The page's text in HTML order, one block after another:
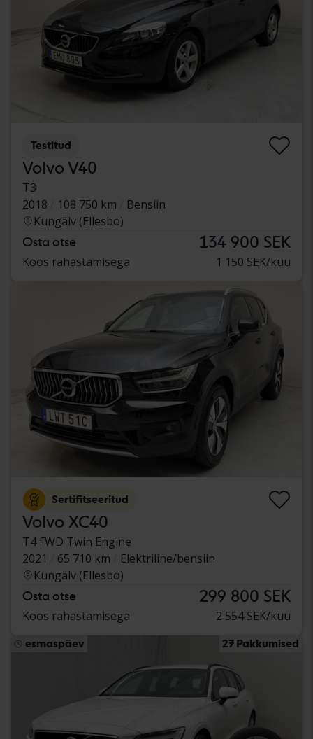
Testitud
Volvo V40
T3
2018
108 750 km
Bensiin
Kungälv (Ellesbo)
Osta otse 134 900 SEK
Koos rahastamisega 1 150 SEK/kuu
Sertifitseeritud
Volvo XC40
T4 FWD Twin Engine
2021
65 710 km
Elektriline/bensiin
Kungälv (Ellesbo)
Osta otse 299 800 SEK
Koos rahastamisega 2 554 SEK/kuu
esmaspäev 27 Pakkumised